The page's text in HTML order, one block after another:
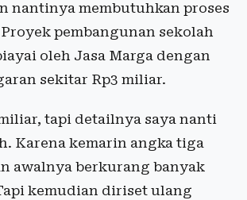
nantinya membutuhkan proses
pembangunan sekolah
oleh Jasa Marga dengan
sekitar Rp3 miliar.
tapi detailnya saya nanti
Karena kemarin angka tiga
awalnya berkurang banyak
kemudian diriset ulang